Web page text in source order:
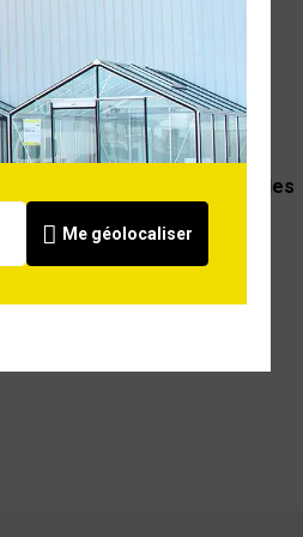
Livraison à domicile des
achats volumineux
Me géolocaliser